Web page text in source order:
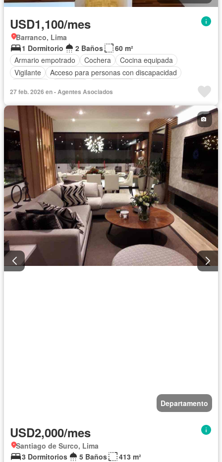
USD1,100/mes
Barranco, Lima
1 Dormitorio
2 Baños
60 m²
Armario empotrado
Cochera
Cocina equipada
Vigilante
Acceso para personas con discapacidad
27 feb. 2026 en - Agentes Asociados
Departamento
USD2,000/mes
Santiago de Surco, Lima
3 Dormitorios
5 Baños
413 m²